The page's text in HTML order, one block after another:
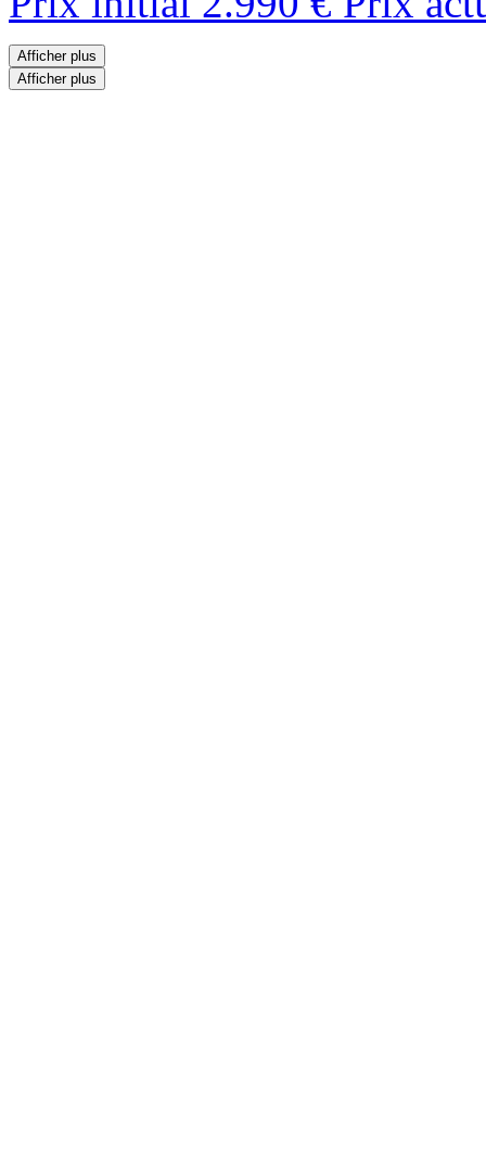
Afficher plus
Afficher plus